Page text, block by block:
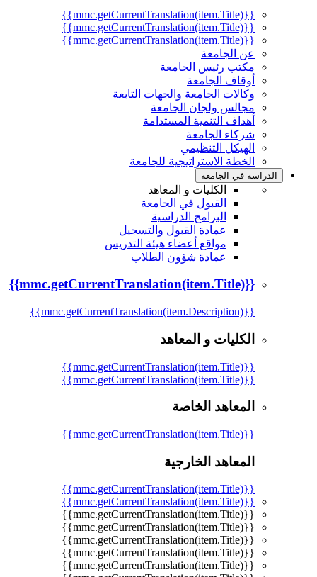
{{mmc.getCurrentTranslation(item.Title)}}
{{mmc.getCurrentTranslation(item.Title)}}
{{mmc.getCurrentTranslation(item.Title)}}
عن الجامعة
مكتب رئيس الجامعة
أوقاف الجامعة
وكالات الجامعة والجهات التابعة
مجالس ولجان الجامعة
أهداف التنمية المستدامة
شركاء الجامعة
الهيكل التنظيمي
الخطة الاستراتيجية للجامعة
الدراسة في الجامعة
الكليات و المعاهد
القبول في الجامعة
البرامج الدراسية
عمادة القبول والتسجيل
مواقع أعضاء هيئة التدريس
عمادة شؤون الطلاب
{{mmc.getCurrentTranslation(item.Title)}}
{{mmc.getCurrentTranslation(item.Description)}}
الكليات و المعاهد
{{mmc.getCurrentTranslation(item.Title)}}
{{mmc.getCurrentTranslation(item.Title)}}
المعاهد الخاصة
{{mmc.getCurrentTranslation(item.Title)}}
المعاهد الخارجية
{{mmc.getCurrentTranslation(item.Title)}}
{{mmc.getCurrentTranslation(item.Title)}}
{{mmc.getCurrentTranslation(item.Title)}}
{{mmc.getCurrentTranslation(item.Title)}}
{{mmc.getCurrentTranslation(item.Title)}}
{{mmc.getCurrentTranslation(item.Title)}}
{{mmc.getCurrentTranslation(item.Title)}}